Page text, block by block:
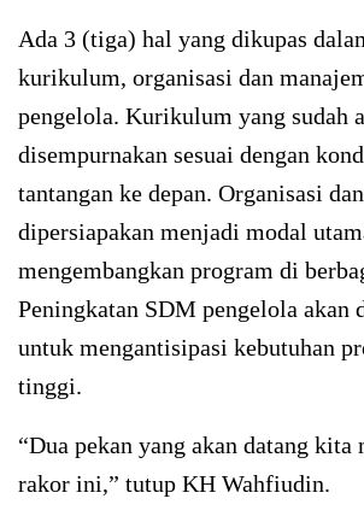
Ada 3 (tiga) hal yang dikupas
kurikulum, organisasi dan
pengelola. Kurikulum yang sudah
disempurnakan sesuai dengan
tantangan ke depan. Organisasi
dipersiapakan menjadi modal
mengembangkan program di
Peningkatan SDM pengelola akan
untuk mengantisipasi kebutuhan
tinggi.
“Dua pekan yang akan datang kita
rakor ini,” tutup KH Wahfiudin.